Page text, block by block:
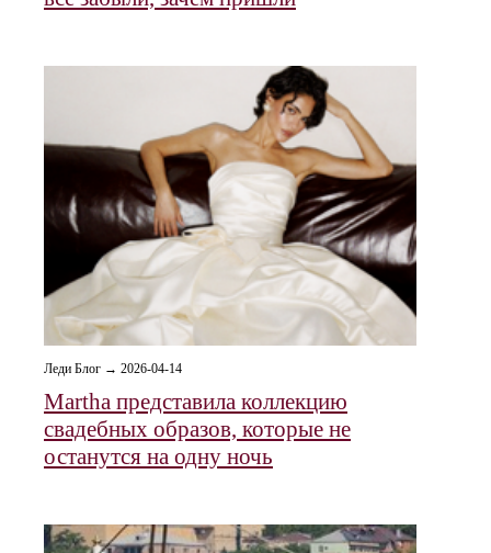
Леди Блог → 2026-04-14
Martha представила коллекцию
свадебных образов, которые не
останутся на одну ночь